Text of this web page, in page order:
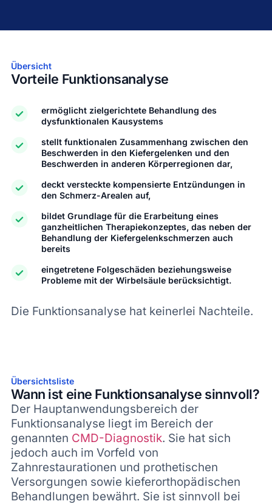
Übersicht
Vorteile Funktionsanalyse
ermöglicht zielgerichtete Behandlung des
dysfunktionalen Kausystems
stellt funktionalen Zusammenhang zwischen den
Beschwerden in den Kiefergelenken und den
Beschwerden in anderen Körperregionen dar,
deckt versteckte kompensierte Entzündungen in
den Schmerz-Arealen auf,
bildet Grundlage für die Erarbeitung eines
ganzheitlichen Therapiekonzeptes, das neben der
Behandlung der Kiefergelenkschmerzen auch
bereits
eingetretene Folgeschäden beziehungsweise
Probleme mit der Wirbelsäule berücksichtigt.
Die Funktionsanalyse hat keinerlei Nachteile.
Übersichtsliste
Wann ist eine Funktionsanalyse sinnvoll?
Der Hauptanwendungsbereich der
Funktionsanalyse liegt im Bereich der
genannten CMD-Diagnostik. Sie hat sich
jedoch auch im Vorfeld von
Zahnrestaurationen und prothetischen
Versorgungen sowie kieferorthopädischen
Behandlungen bewährt. Sie ist sinnvoll bei